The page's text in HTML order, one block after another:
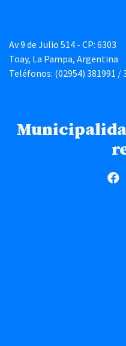
Av 9 de Julio 514 - CP: 6303
Toay, La Pampa, Argentina
Teléfonos: